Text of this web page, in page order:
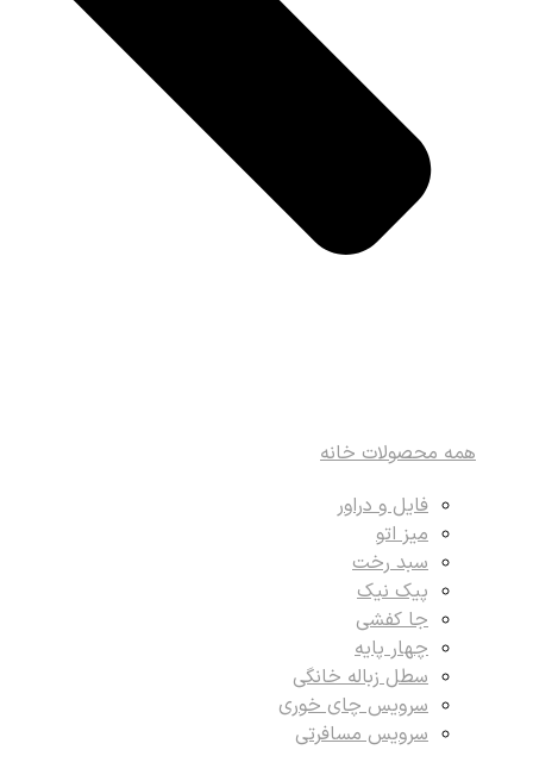
همه محصولات خانه
فایل و دراور
میز اتو
سبد رخت
پیک نیک
جا کفشی
چهار پایه
سطل زباله خانگی
سرویس چای خوری
سرویس مسافرتی